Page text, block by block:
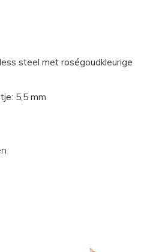
steel met roségoudkleurige
5,5 mm